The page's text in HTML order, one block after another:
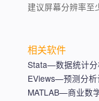
建议屏幕分辨率至
相关软件
Stata—数据统计分
EViews—预测分析
MATLAB—商业数